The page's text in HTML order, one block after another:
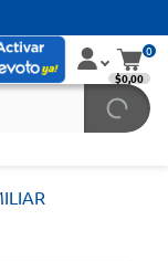
0
$0,00